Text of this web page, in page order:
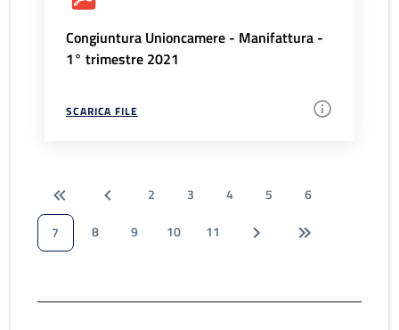
Congiuntura Unioncamere - Manifattura -
1° trimestre 2021
SCARICA FILE
2 3 4 5
6
7
8 9 10 11